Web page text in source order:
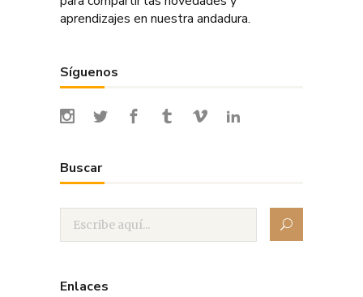
aprendizajes en nuestra andadura.
Síguenos
Buscar
Enlaces